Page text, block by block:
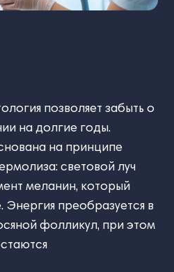
позволяет забыть о
на долгие годы.
на принципе
световой луч
меланин, который
Энергия преобразуется в
фолликул, при этом